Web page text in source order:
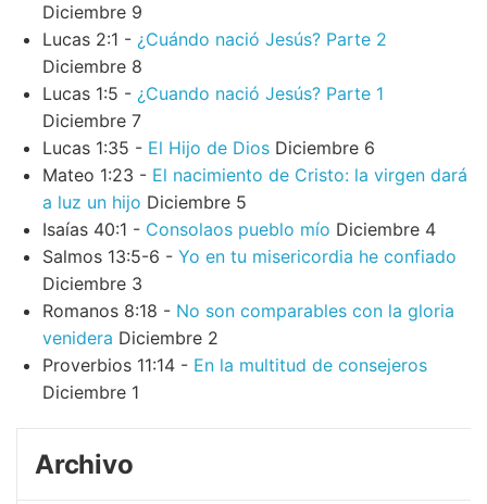
Diciembre 9
Lucas 2:1 - ¿Cuándo nació Jesús? Parte 2
Diciembre 8
Lucas 1:5 - ¿Cuando nació Jesús? Parte 1
Diciembre 7
Lucas 1:35 - El Hijo de Dios Diciembre 6
Mateo 1:23 - El nacimiento de Cristo: la virgen dará
a luz un hijo Diciembre 5
Isaías 40:1 - Consolaos pueblo mío Diciembre 4
Salmos 13:5-6 - Yo en tu misericordia he confiado
Diciembre 3
Romanos 8:18 - No son comparables con la gloria
venidera Diciembre 2
Proverbios 11:14 - En la multitud de consejeros
Diciembre 1
Archivo